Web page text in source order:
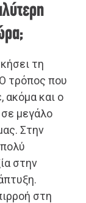
τη
τρόπος που
ακόμα και ο
μεγάλο
Στην
στην
στη